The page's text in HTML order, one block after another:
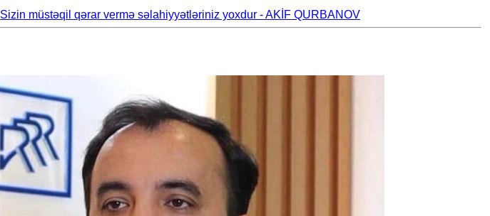
Sizin müstəqil qərar vermə səlahiyyətləriniz yoxdur - AKİF QURBANOV